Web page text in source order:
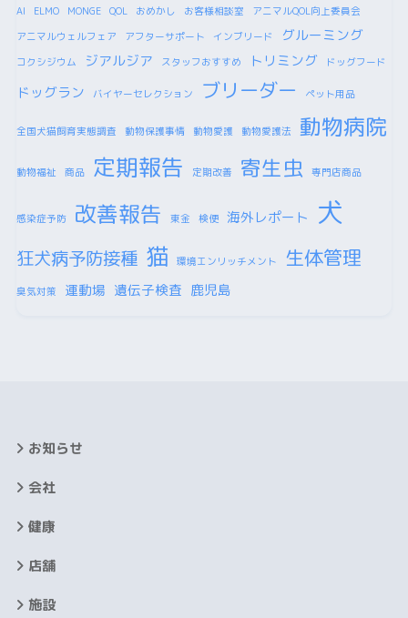
AI ELMO MONGE QOL おめかし お客様相談室
アニマルQOL向上委員会
アニマルウェルフェア
アフターサポート インブリード グルーミング
コクシジウム ジアルジア スタッフおすすめ トリミング ドッグフード
ドッグラン バイヤーセレクション ブリーダー ペット用品
全国犬猫飼育実態調査 動物保護事情 動物愛護 動物愛護法 動物病院
動物福祉 商品 定期報告 定期改善 寄生虫 専門店商品
感染症予防 改善報告 東金 検便 海外レポート 犬
狂犬病予防接種 猫 環境エンリッチメント 生体管理
臭気対策 運動場 遺伝子検査 鹿児島
お知らせ
会社
健康
店舗
施設